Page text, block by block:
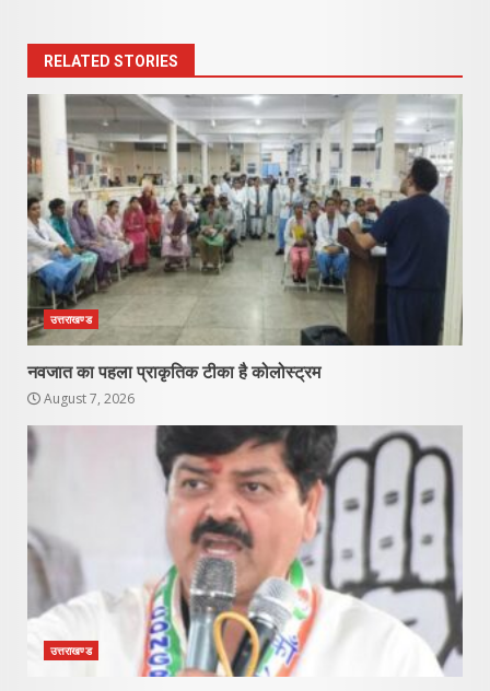
RELATED STORIES
उत्तराखण्ड
नवजात का पहला प्राकृतिक टीका है कोलोस्ट्रम
August 7, 2026
उत्तराखण्ड